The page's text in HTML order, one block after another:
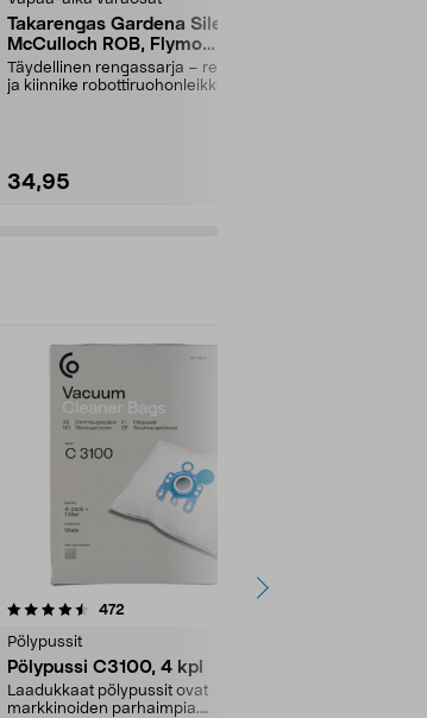
Takarengas Gardena Sileno,
McCulloch ROB, Flymo
Easilife
Täydellinen rengassarja – rengas
ja kiinnike robottiruohonleikkuriin.
34,95
472
Pölypussit
Pölypussi C3100, 4 kpl
Laadukkaat pölypussit ovat
markkinoiden parhaimpia.
4.5viidestä